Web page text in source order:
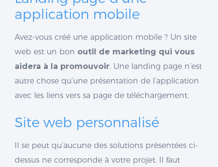
application mobile
Avez-vous créé une application mobile ? Un site
web est un bon outil de marketing qui vous
aidera à la promouvoir. Une landing page n’est
autre chose qu’une présentation de l’application
avec les liens vers sa page de téléchargement.
Site web personnalisé
Il se peut qu’aucune des solutions présentées ci-
dessus ne corresponde à votre projet. Il faut